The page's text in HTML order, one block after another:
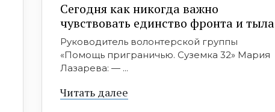
Сегодня как никогда важно
чувствовать единство фронта и тыла
Руководитель волонтерской группы
«Помощь приграничью. Суземка 32» Мария
Лазарева: — ...
Читать далее